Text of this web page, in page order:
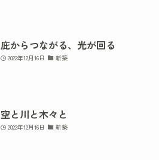
庇からつながる、光が回る
2022年12月16日 新築
空と川と木々と
2022年12月16日 新築